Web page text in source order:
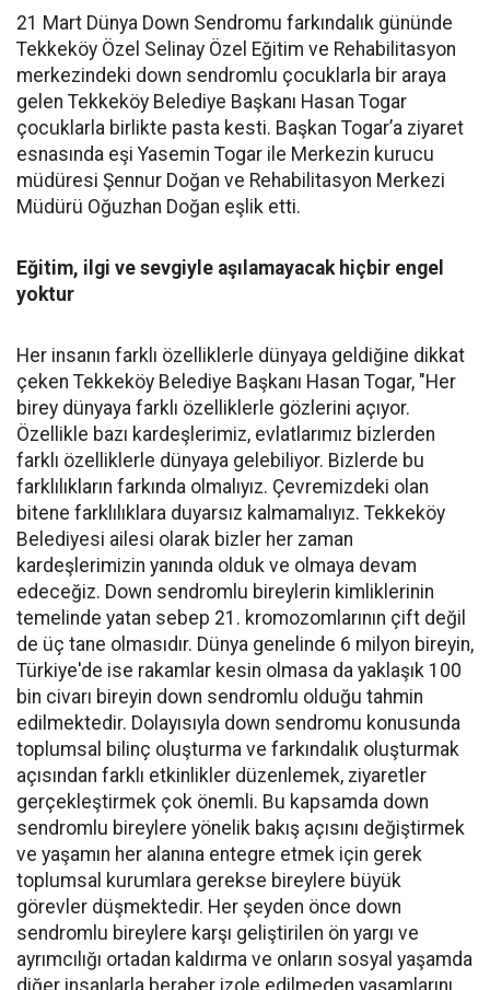
21 Mart Dünya Down Sendromu farkındalık gününde
Tekkeköy Özel Selinay Özel Eğitim ve Rehabilitasyon
merkezindeki down sendromlu çocuklarla bir araya
gelen Tekkeköy Belediye Başkanı Hasan Togar
çocuklarla birlikte pasta kesti. Başkan Togar’a ziyaret
esnasında eşi Yasemin Togar ile Merkezin kurucu
müdüresi Şennur Doğan ve Rehabilitasyon Merkezi
Müdürü Oğuzhan Doğan eşlik etti.
Eğitim, ilgi ve sevgiyle aşılamayacak hiçbir engel
yoktur
Her insanın farklı özelliklerle dünyaya geldiğine dikkat
çeken Tekkeköy Belediye Başkanı Hasan Togar, "Her
birey dünyaya farklı özelliklerle gözlerini açıyor.
Özellikle bazı kardeşlerimiz, evlatlarımız bizlerden
farklı özelliklerle dünyaya gelebiliyor. Bizlerde bu
farklılıkların farkında olmalıyız. Çevremizdeki olan
bitene farklılıklara duyarsız kalmamalıyız. Tekkeköy
Belediyesi ailesi olarak bizler her zaman
kardeşlerimizin yanında olduk ve olmaya devam
edeceğiz. Down sendromlu bireylerin kimliklerinin
temelinde yatan sebep 21. kromozomlarının çift değil
de üç tane olmasıdır. Dünya genelinde 6 milyon bireyin,
Türkiye'de ise rakamlar kesin olmasa da yaklaşık 100
bin civarı bireyin down sendromlu olduğu tahmin
edilmektedir. Dolayısıyla down sendromu konusunda
toplumsal bilinç oluşturma ve farkındalık oluşturmak
açısından farklı etkinlikler düzenlemek, ziyaretler
gerçekleştirmek çok önemli. Bu kapsamda down
sendromlu bireylere yönelik bakış açısını değiştirmek
ve yaşamın her alanına entegre etmek için gerek
toplumsal kurumlara gerekse bireylere büyük
görevler düşmektedir. Her şeyden önce down
sendromlu bireylere karşı geliştirilen ön yargı ve
ayrımcılığı ortadan kaldırma ve onların sosyal yaşamda
diğer insanlarla beraber izole edilmeden yaşamlarını